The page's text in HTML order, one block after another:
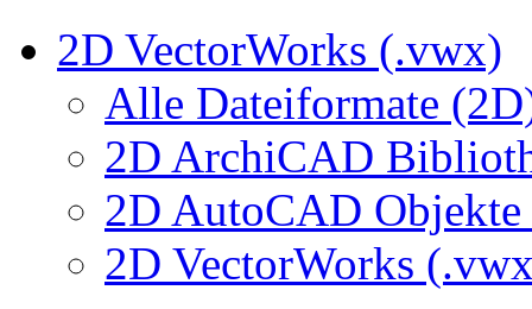
2D VectorWorks (.vwx)
Alle Dateiformate
2D ArchiCAD
2D AutoCAD
2D VectorWorks